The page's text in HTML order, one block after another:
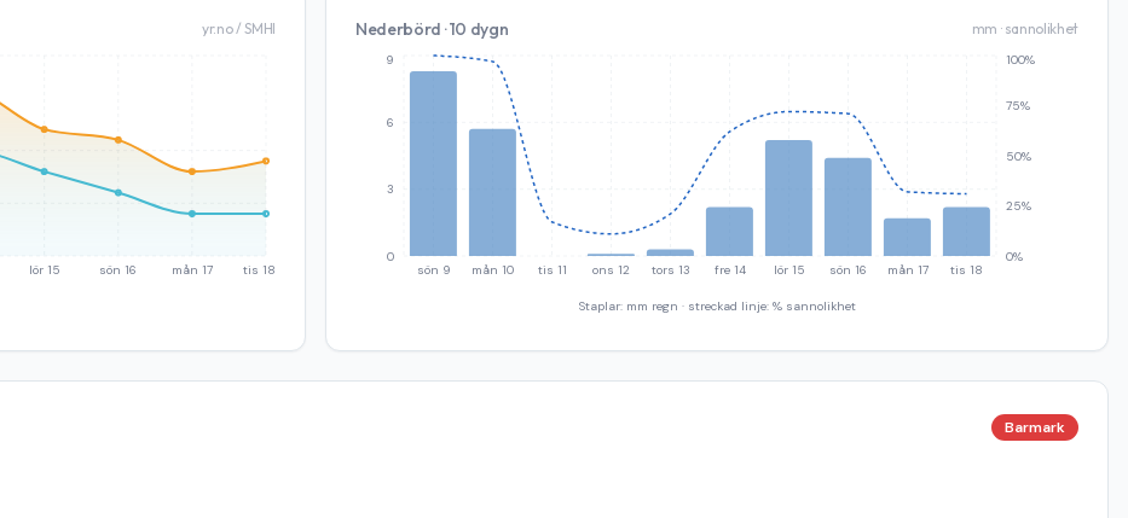
yr.no / SMHI
lör 15 sön 16 mån 17 tis 18
Nederbörd · 10 dygn mm · sannolikhet
sön 9 mån 10 tis 11 ons 12 tors 13 fre 14 lör 15 sön 16 mån 17 tis 18
0
3
6
9
0%
25%
50%
75%
100%
Staplar: mm regn · streckad linje: % sannolikhet
Barmark